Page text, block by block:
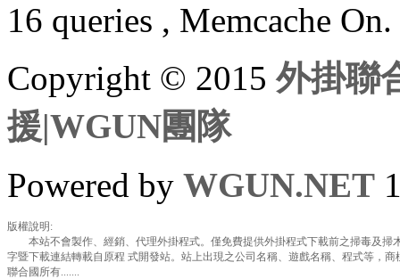
16 queries , Memcache On.
Copyright © 2015外掛聯
援|WGUN團隊
Powered by WGUN.NET
版權說明:
本站不會製作、經銷、代理外掛程式。僅免費提供外掛程式下載前之掃毒及掃
字暨下載連結轉載自原程 式開發站。站上出現之公司名稱、遊戲名稱、程式等，
聯合國所有.......